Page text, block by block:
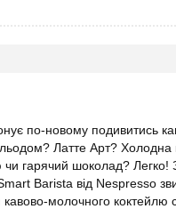
по-новому подивитись
Латте Арт? Холодна
гарячий шоколад? Легко!
Barista від Nespresso
кавово-молочного коктейлю